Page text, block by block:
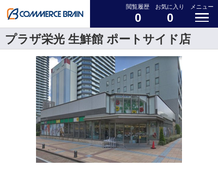
閲覧履歴
0
お気に入り
0
メニュー
プラザ栄光 生鮮館 ポートサイド店